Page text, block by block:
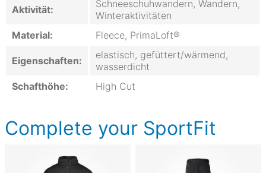
Aktivität:
Schneeschuhwandern, Wandern,
Winteraktivitäten
Material:
Fleece, PrimaLoft®
Eigenschaften:
elastisch, gefüttert/wärmend,
wasserdicht
Schafthöhe:
High Cut
Complete your SportFit